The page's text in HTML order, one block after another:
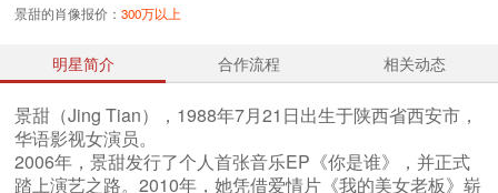
景甜的肖像报价： 300万以上
明星简介 合作流程 相关动态
景甜（Jing Tian），1988年7月21日出生于陕西省西安市，
华语影视女演员。
2006年，景甜发行了个人首张音乐EP《你是谁》，并正式
踏上演艺之路。2010年，她凭借爱情片《我的美女老板》崭